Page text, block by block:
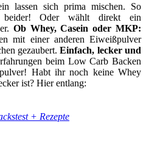
lassen sich prima mischen. So
Oder wählt direkt ein
Ob Whey, Casein oder MKP:
mit einer anderen Eiweißpulver
gezaubert.Einfach, lecker und
beim Low Carb Backen
Habt ihr noch keine Whey
ist? Hier entlang:
+ Rezepte